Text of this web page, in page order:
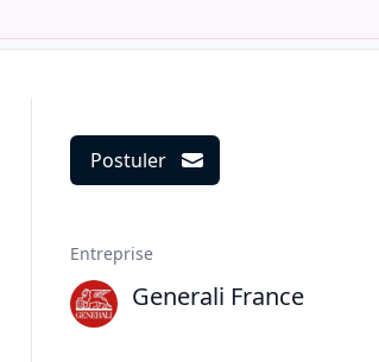
Postuler
Entreprise
Generali France